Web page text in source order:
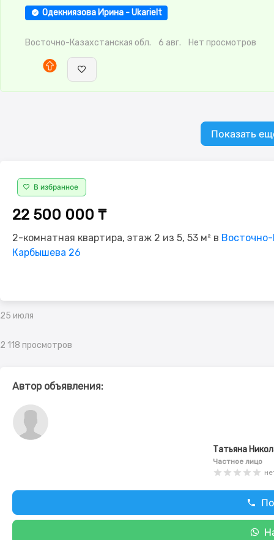
меблирована,потолки: 3.0,Домофон,Пластиковые
Одекниязова Ирина - Ukarielt
Восточно-Казахстанская обл. 6 авг. Нет просмотров
Показать
В избранное
22 500 000 ₸
2-комнатная квартира, этаж 2 из 5, 53 м² в Восточно-
Карбышева 26
25 июля
2 118 просмотров
Автор объявления:
Татьяна
Частное лицо